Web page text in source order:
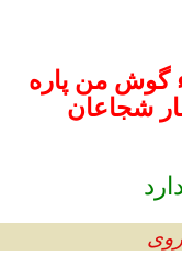
گوش من پاره
شجاعان